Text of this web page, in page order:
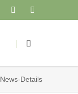
überspringen
News-Details